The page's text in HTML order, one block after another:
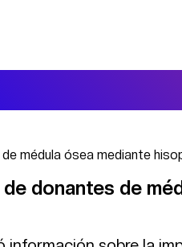
médula ósea mediante
donantes de